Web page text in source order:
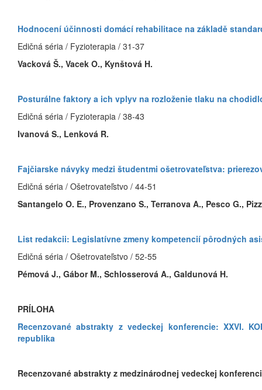
Hodnocení účinnosti domácí rehabilitace na základě
Edičná séria / Fyzioterapia / 31-37
Vacková Š., Vacek O., Kynštová H.
Posturálne faktory a ich vplyv na rozloženie tlaku na
Edičná séria / Fyzioterapia / 38-43
Ivanová S., Lenková R.
Fajčiarske návyky medzi študentmi ošetrovateľstva:
Edičná séria / Ošetrovateľstvo / 44-51
Santangelo O. E., Provenzano S., Terranova A., Pesco G.,
List redakcii: Legislatívne zmeny kompetencií pôrodných
Edičná séria / Ošetrovateľstvo / 52-55
Pémová J., Gábor M., Schlosserová A., Galdunová H.
PRÍLOHA
Recenzované abstrakty z vedeckej konferencie: XXVI.
republika
Recenzované abstrakty z medzinárodnej vedeckej